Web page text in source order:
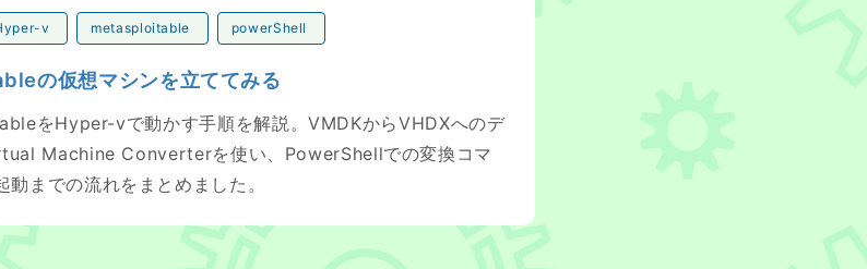
v metasploitable powerShell
の仮想マシンを立ててみる
をHyper-vで動かす手順を解説。VMDKからVHDXへのデ
Machine Converterを使い、PowerShellでの変換コマ
までの流れをまとめました。